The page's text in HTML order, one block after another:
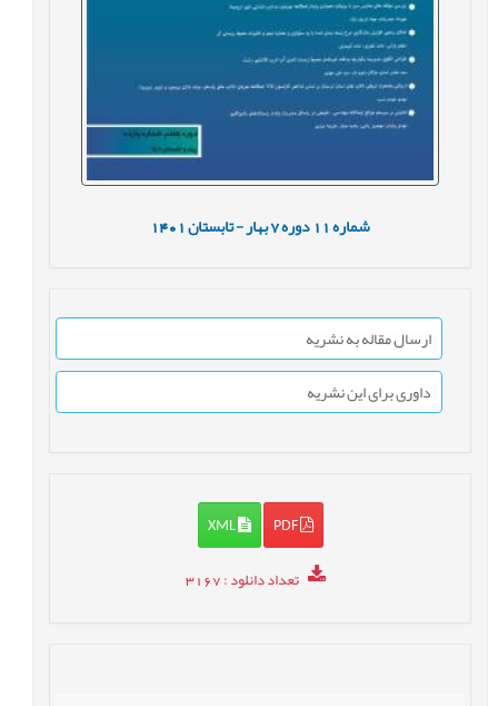
شماره11 دوره7 بهار - تابستان1401
ارسال مقاله به نشریه
داوری برای این نشریه
PDF
XML
تعداد دانلود: 3167